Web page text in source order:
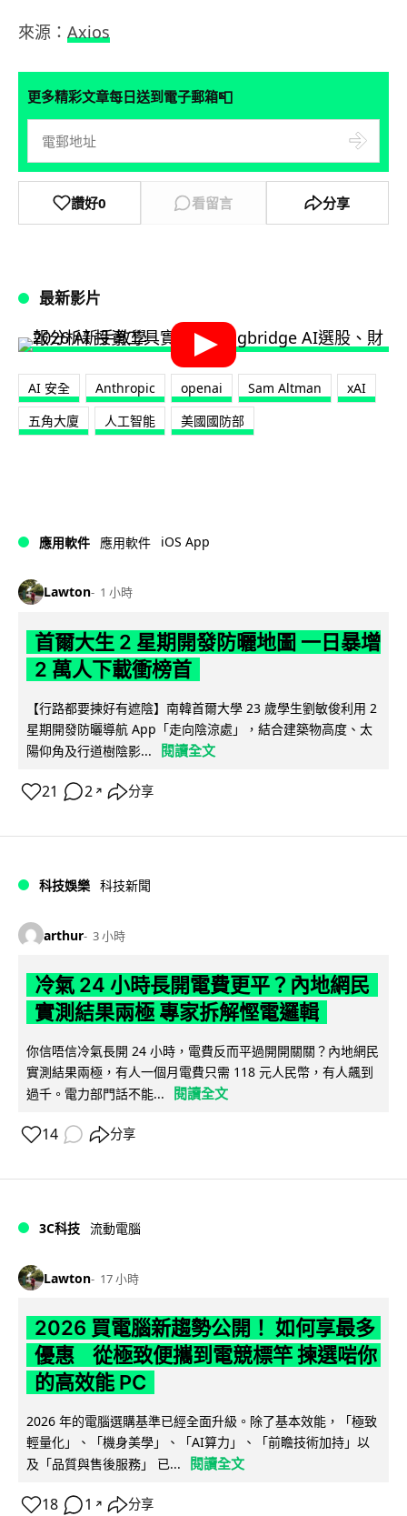
來源： Axios
更多精彩文章每日送到電子郵箱📮
讚好0 看留言 分享
最新影片
AI 安全 Anthropic openai Sam Altman
xAI
五角大廈
人工智能 美國國防部
應用軟件 應用軟件 iOS App
Lawton 1 小時
首爾大生 2 星期開發防曬地圖 一日暴增
2 萬人下載衝榜首
【行路都要揀好有遮陰】南韓首爾大學 23 歲學生劉敏俊利用 2
星期開發防曬導航 App「走向陰涼處」，結合建築物高度、太
陽仰角及行道樹陰影...
閱讀全文
21 2 ↗ 分享
科技娛樂 科技新聞
arthur 3 小時
冷氣 24 小時長開電費更平？內地網民
實測結果兩極 專家拆解慳電邏輯
你信唔信冷氣長開 24 小時，電費反而平過開開關關？內地網民
實測結果兩極，有人一個月電費只需 118 元人民幣，有人飆到
過千。電力部門話不能...
閱讀全文
14 分享
3C科技 流動電腦
Lawton 17 小時
2026 買電腦新趨勢公開！ 如何享最多
優惠 從極致便攜到電競標竿 揀選啱你
的高效能 PC
2026 年的電腦選購基準已經全面升級。除了基本效能，「極致
輕量化」、「機身美學」、「AI算力」、「前瞻技術加持」以
及「品質與售後服務」 已...
閱讀全文
18 1 ↗ 分享